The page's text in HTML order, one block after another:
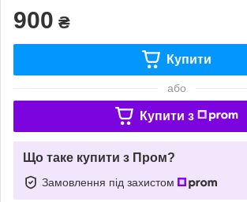
900 ₴
Купити
або
Купити з
Що таке купити з Пром?
Замовлення під захистом